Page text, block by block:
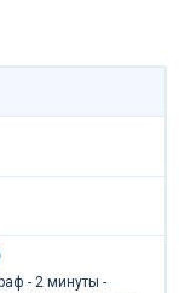
- 2 минуты -